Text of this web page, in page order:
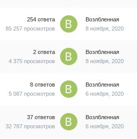
254 ответа
85 257 просмотров
Возлбленная
8 ноября, 2020
2 ответа
4 375 просмотров
Возлбленная
8 ноября, 2020
8 ответов
5 087 просмотров
Возлбленная
6 ноября, 2020
37 ответов
32 787 просмотров
Возлбленная
6 ноября, 2020